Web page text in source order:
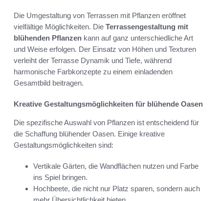
Die Umgestaltung von Terrassen mit Pflanzen eröffnet
vielfältige Möglichkeiten. Die Terrassengestaltung mit
blühenden Pflanzen kann auf ganz unterschiedliche Art
und Weise erfolgen. Der Einsatz von Höhen und Texturen
verleiht der Terrasse Dynamik und Tiefe, während
harmonische Farbkonzepte zu einem einladenden
Gesamtbild beitragen.
Kreative Gestaltungsmöglichkeiten für blühende Oasen
Die spezifische Auswahl von Pflanzen ist entscheidend für
die Schaffung blühender Oasen. Einige kreative
Gestaltungsmöglichkeiten sind:
Vertikale Gärten, die Wandflächen nutzen und Farbe
ins Spiel bringen.
Hochbeete, die nicht nur Platz sparen, sondern auch